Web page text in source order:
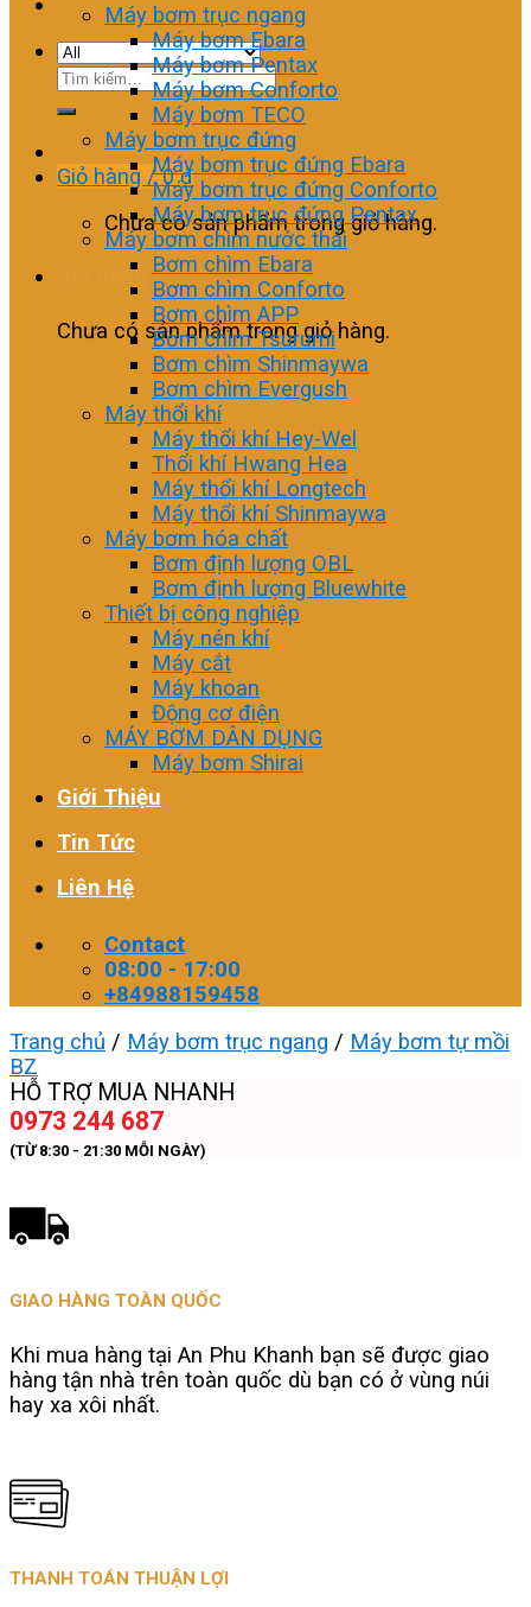
Tìm
Giỏ hàng /0₫
Chưa có sản phẩm trong giỏ hàng.
Giỏ hàng
Chưa có sản phẩm trong giỏ hàng.
Máy bơm trục ngang
Máy bơm Ebara
Máy bơm Pentax
Máy bơm Conforto
Máy bơm TECO
Máy bơm trục đứng
Máy bơm trục đứng Ebara
Máy bơm trục đứng Conforto
Máy bơm trục đứng Pentax
Máy bơm chìm nước thải
Bơm chìm Ebara
Bơm chìm Conforto
Bơm chìm APP
Bơm chìm Tsurumi
Bơm chìm Shinmaywa
Bơm chìm Evergush
Máy thổi khí
Máy thổi khí Hey-Wel
Thổi khí Hwang Hea
Máy thổi khí Longtech
Máy thổi khí Shinmaywa
Máy bơm hóa chất
Bơm định lượng OBL
Bơm định lượng Bluewhite
Thiết bị công nghiệp
Máy nén khí
Máy cắt
Máy khoan
Động cơ điện
MÁY BƠM DÂN DỤNG
Máy bơm Shirai
Giới Thiệu
Tin Tức
Liên Hệ
Contact
08:00 - 17:00
+84988159458
Trang chủ / Máy bơm trục ngang / Máy bơm tự mồi
BZ
HỖ TRỢ MUA NHANH
0973 244 687
(TỪ 8:30 - 21:30 MỖI NGÀY)
GIAO HÀNG TOÀN QUỐC
Khi mua hàng tại An Phu Khanh bạn sẽ được giao
hàng tận nhà trên toàn quốc dù bạn có ở vùng núi
hay xa xôi nhất.
THANH TOÁN THUẬN LỢI